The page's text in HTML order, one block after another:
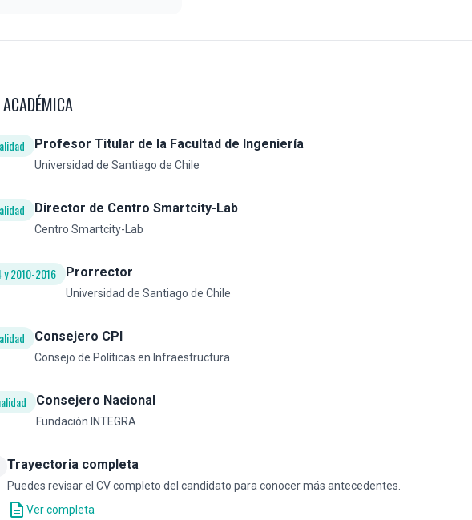
Profesor Titular de la Facultad de Ingeniería
Universidad de Santiago de Chile
Director de Centro Smartcity-Lab
Centro Smartcity-Lab
2010-2016 Prorrector
Universidad de Santiago de Chile
Consejero CPI
Consejo de Políticas en Infraestructura
Consejero Nacional
Fundación INTEGRA
Trayectoria completa
Puedes revisar el CV completo del candidato para conocer más antecedentes.
description Ver completa